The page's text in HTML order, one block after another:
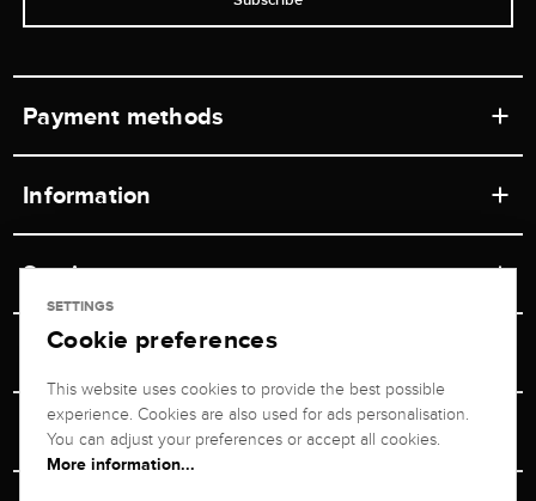
Payment methods
Information
Retail store
Shipping & Payment
Advisor
Service
Contact
Unsubscribe from newsletter
Returns service
Jeweler Brogle
About us
Company
Personal adviser
SETTINGS
Cookie preferences
This website uses cookies to provide the best possible
experience. Cookies are also used for ads personalisation.
You can adjust your preferences or accept all cookies.
More information...